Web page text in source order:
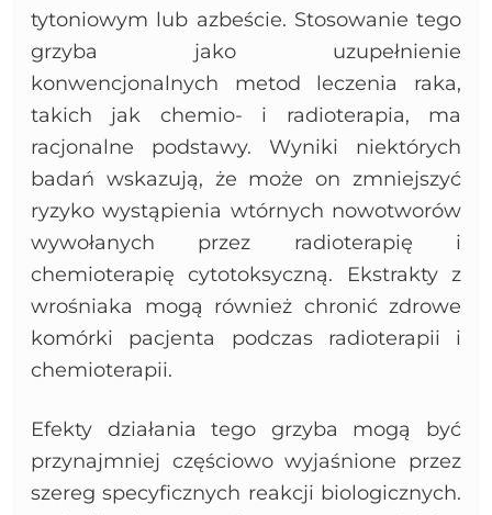
tytoniowym lub azbeście. Stosowanie tego
grzyba jako uzupełnienie
konwencjonalnych metod leczenia raka,
takich jak chemio- i radioterapia, ma
racjonalne podstawy. Wyniki niektórych
badań wskazują, że może on zmniejszyć
ryzyko wystąpienia wtórnych nowotworów
wywołanych przez radioterapię i
chemioterapię cytotoksyczną. Ekstrakty z
wrośniaka mogą również chronić zdrowe
komórki pacjenta podczas radioterapii i
chemioterapii.
Efekty działania tego grzyba mogą być
przynajmniej częściowo wyjaśnione przez
szereg specyficznych reakcji biologicznych.